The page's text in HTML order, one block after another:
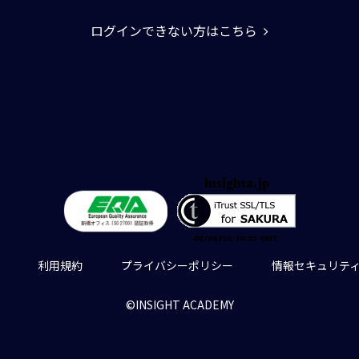
ログインできない方はこちら
利用規約 プライバシーポリシー 情報セキュリテ
©INSIGHT ACADEMY